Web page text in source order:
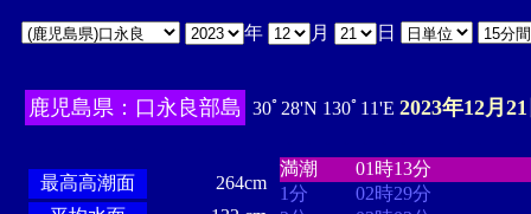
年 月 日
鹿児島県：口永良部島 30ﾟ28'N 130ﾟ11'E 2023年12月
最高高潮面
264cm
満潮
01時13分
1分
02時29分